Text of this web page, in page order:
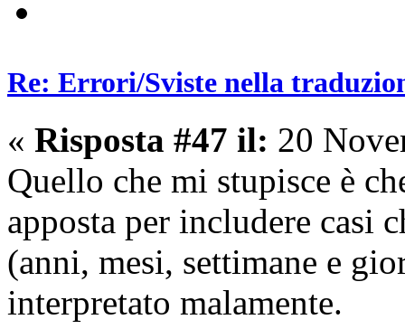
Re: Errori/Sviste nella
« Risposta #47 il: 20
Quello che mi stupisce è
apposta per includere casi
(anni, mesi, settimane e
interpretato malamente.